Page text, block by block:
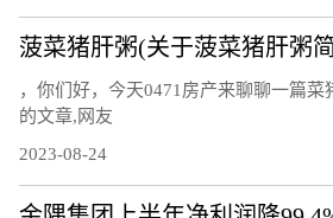
菠菜猪肝粥(关于菠菜猪肝粥
，你们好，今天0471房产来聊聊一篇菜
的文章,网友
2023-08-24